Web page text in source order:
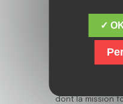
dont la mission
✓